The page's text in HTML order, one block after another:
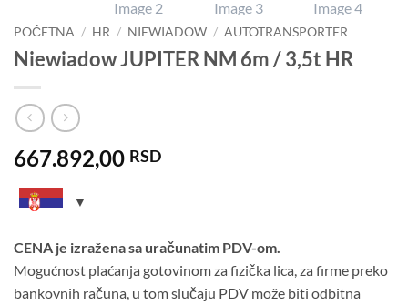
POČETNA / HR / NIEWIADOW / AUTOTRANSPORTER
Niewiadow JUPITER NM 6m / 3,5t HR
667.892,00 RSD
CENA je izražena sa uračunatim PDV-om.
Mogućnost plaćanja gotovinom za fizička lica, za firme preko
bankovnih računa, u tom slučaju PDV može biti odbitna